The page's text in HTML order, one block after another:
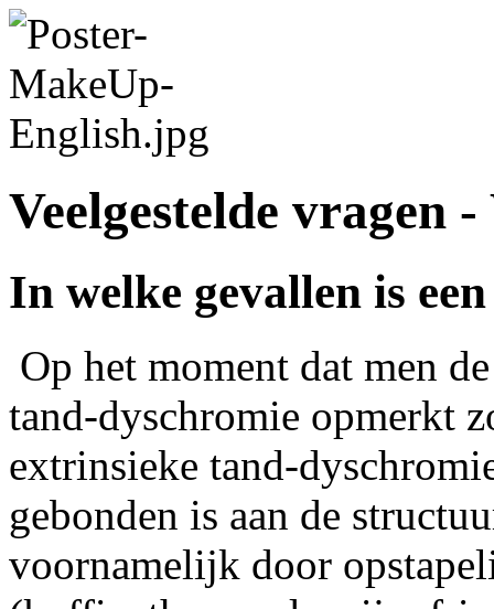
Veelgestelde vragen
In welke gevallen is
Op het moment dat men
tand-dyschromie opmerkt
extrinsieke tand-
gebonden is aan de
voornamelijk door